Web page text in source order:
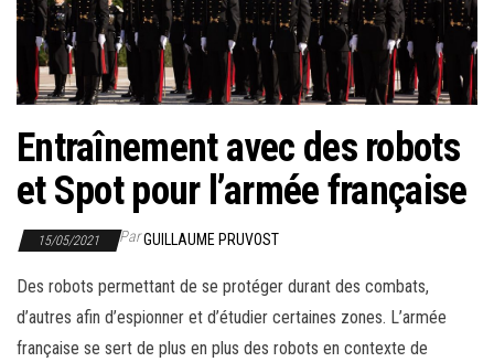
l
v
i
Entraînement avec des robots
et Spot pour l’armée française
15/05/2021 ParGUILLAUME PRUVOST
Des robots permettant de se protéger durant des combats,
d’autres afin d’espionner et d’étudier certaines zones. L’armée
française se sert de plus en plus des robots en contexte de